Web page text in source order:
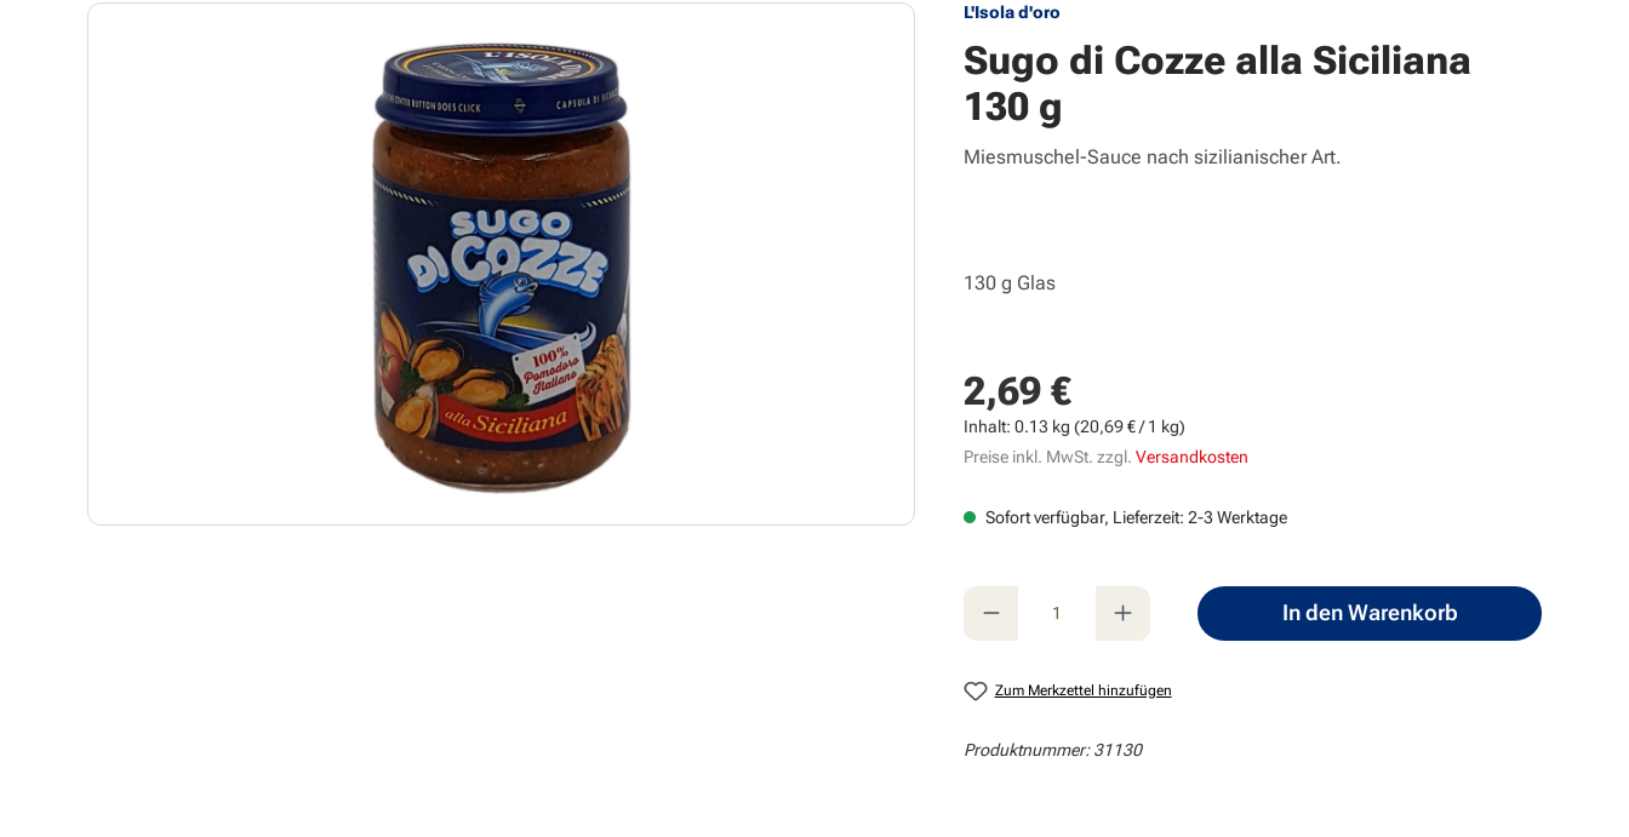
Bildergalerie überspringen L'Isola d'oro
Sugo di Cozze alla Siciliana
130 g
Miesmuschel-Sauce nach sizilianischer Art.
130 g Glas
Regulärer Preis:
2,69 €
Inhalt:0.13 kg(20,69 € / 1 kg)
Preise inkl. MwSt. zzgl.Versandkosten
Sofort verfügbar, Lieferzeit: 2-3 Werktage
Produkt Anzahl: Gib den gewünschten Wert ein
In den Warenkorb
Zum Merkzettel hinzufügen
Produktnummer:31130